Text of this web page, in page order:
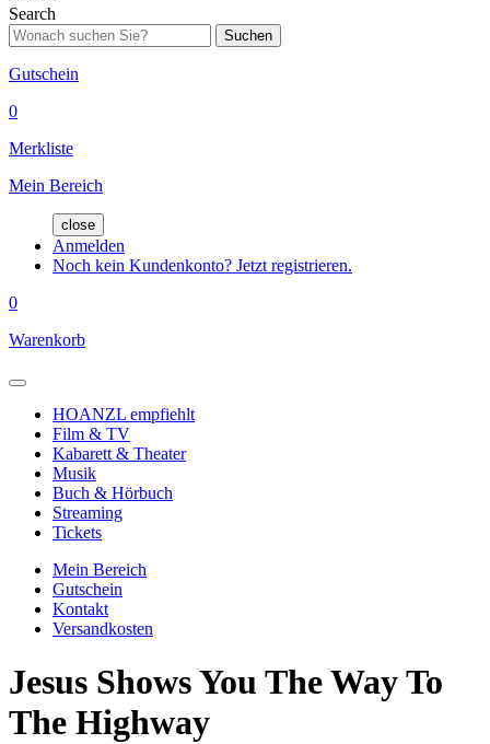
Search
Suchen
Gutschein
0
Merkliste
Mein Bereich
close
Anmelden
Noch kein Kundenkonto? Jetzt registrieren.
0
Warenkorb
HOANZL empfiehlt
Film & TV
Kabarett & Theater
Musik
Buch & Hörbuch
Streaming
Tickets
Mein Bereich
Gutschein
Kontakt
Versandkosten
Jesus Shows You The Way To
The Highway